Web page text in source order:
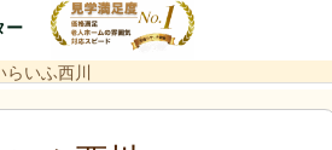
ー
らいふ西川